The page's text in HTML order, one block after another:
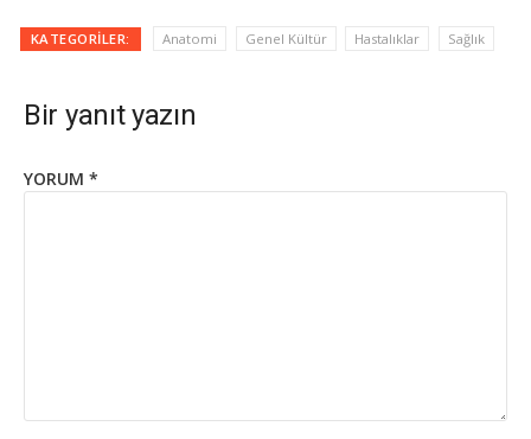
KATEGORILER: Anatomi Genel Kültür Hastalıklar Sağlık
Bir yanıt yazın
YORUM *